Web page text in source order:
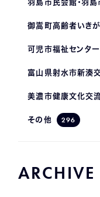
羽島市民会館・羽
御嵩町高齢者いき
可児市福祉センター
富山県射水市新湊
美濃市健康文化交流
その他 296
ARCHIVE